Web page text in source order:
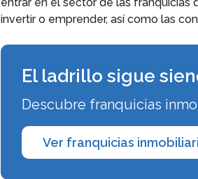
invertir o emprender, así como las
El ladrillo sigue
Descubre franquicias
Ver franquicias